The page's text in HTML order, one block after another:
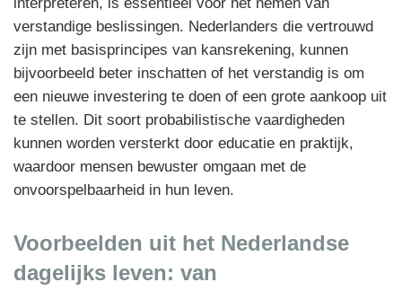
verstandige beslissingen. Nederlanders die vertrouwd
zijn met basisprincipes van kansrekening, kunnen
bijvoorbeeld beter inschatten of het verstandig is om
een nieuwe investering te doen of een grote aankoop uit
te stellen. Dit soort probabilistische vaardigheden
kunnen worden versterkt door educatie en praktijk,
waardoor mensen bewuster omgaan met de
onvoorspelbaarheid in hun leven.
Voorbeelden uit het Nederlandse
dagelijks leven: van